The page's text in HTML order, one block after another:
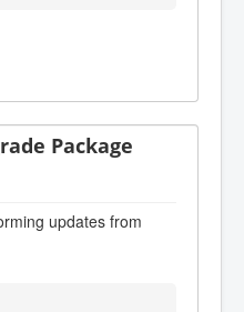
Package
updates from